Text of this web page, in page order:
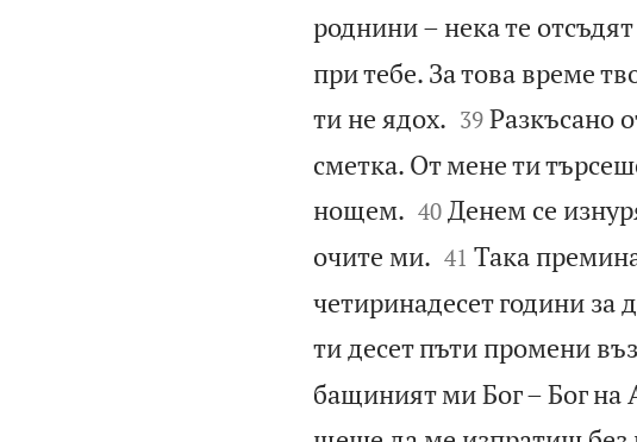
роднини – нека те
при тебе. За това време
ти не ядох.
39 Разкъсано
сметка. От мене ти
нощем.
40 Денем се
очите ми.
41 Така
четиринадесет години за
ти десет пъти промени
бащиният ми Бог – Бог на